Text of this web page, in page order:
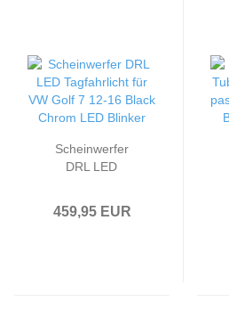
Scheinwerfer
DRL LED
Golf 7 12-16
459,95 EUR